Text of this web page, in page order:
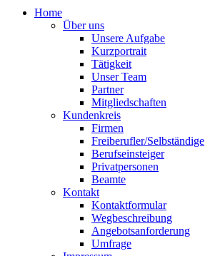
Home
Über uns
Unsere Aufgabe
Kurzportrait
Tätigkeit
Unser Team
Partner
Mitgliedschaften
Kundenkreis
Firmen
Freiberufler/Selbständige
Berufseinsteiger
Privatpersonen
Beamte
Kontakt
Kontaktformular
Wegbeschreibung
Angebotsanforderung
Umfrage